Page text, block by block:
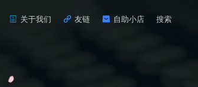
关于我们 友链 自助小店 搜索